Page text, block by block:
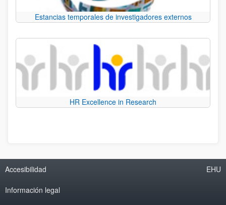
Estancias temporales de investigadores externos
HR Excellence in Research
Accesibilidad
Información legal
EHU